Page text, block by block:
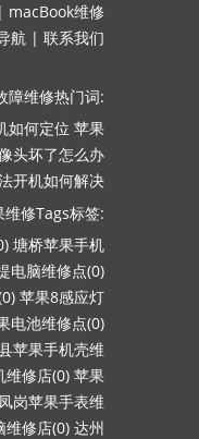
| macBook维修
航 | 联系我们
障维修热门词:
如何定位 苹果
头坏了怎么办
开机如何解决
维修Tags标签:
塘桥苹果手机
电脑维修点(0)
苹果8感应灯
电池维修点(0)
苹果手机壳维
维修店(0) 苹果
凤岗苹果手表维
维修店(0) 达州